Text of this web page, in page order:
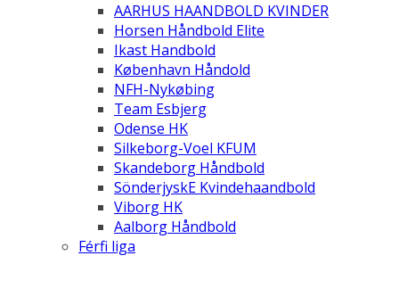
AARHUS HAANDBOLD KVINDER
Horsen Håndbold Elite
Ikast Handbold
København Håndold
NFH-Nykøbing
Team Esbjerg
Odense HK
Silkeborg-Voel KFUM
Skandeborg Håndbold
SönderjyskE Kvindehaandbold
Viborg HK
Aalborg Håndbold
Férfi liga